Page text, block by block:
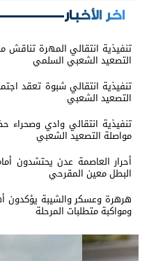
اخر الأخبار
تنفيذية انتقالي المهرة تناقش
التصعيد الشعبي السلمي
تنفيذية انتقالي شبوة تعقد
التصعيد الشعبي
تنفيذية انتقالي وادي وصحراء
مواصلة التصعيد الشعبي
أحرار العاصمة عدن يحتشدون
البطل معين المقرحي
هرهرة وعسكر والشيبة يؤكدون
ومواكبة متطلبات المرحلة